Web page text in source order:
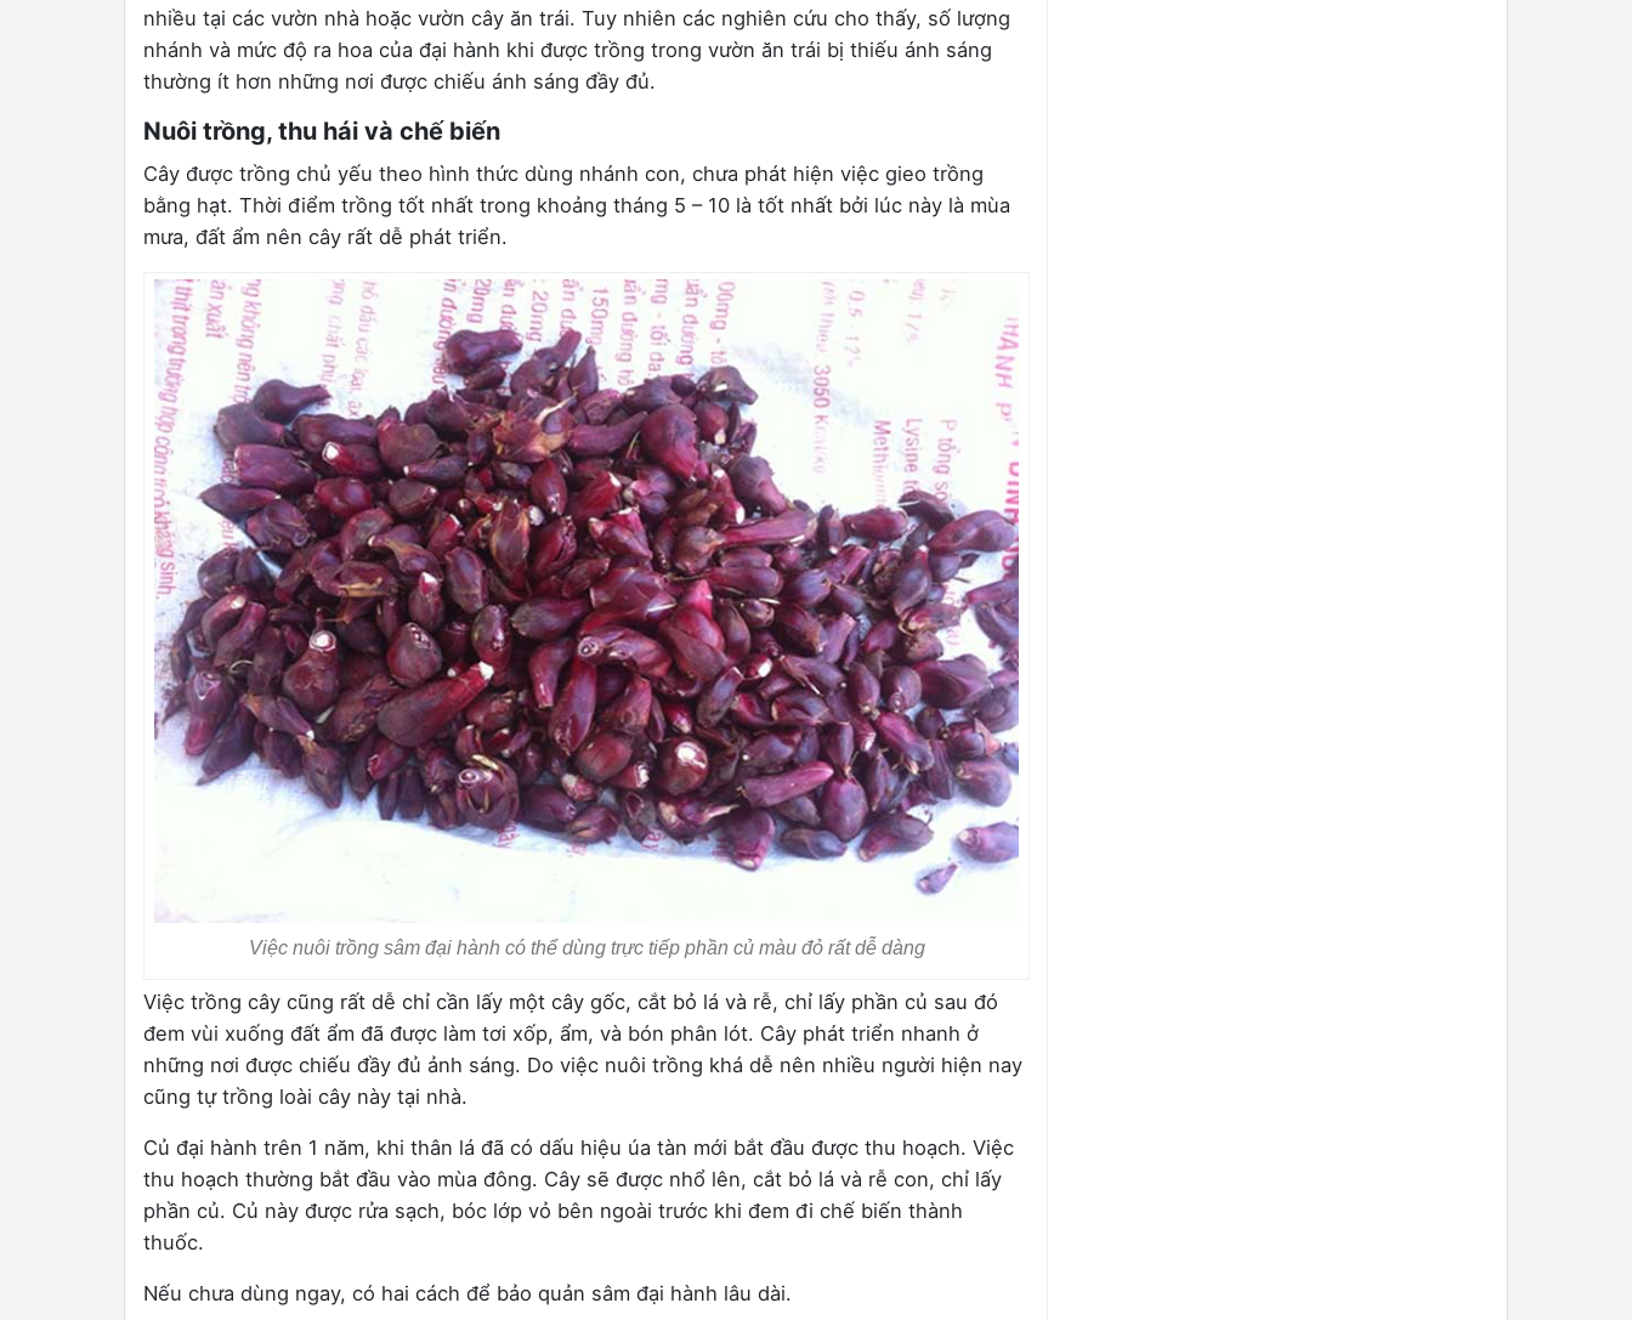
nhiều tại các vườn nhà hoặc vườn cây ăn trái. Tuy nhiên các nghiên cứu cho thấy, số lượng
nhánh và mức độ ra hoa của đại hành khi được trồng trong vườn ăn trái bị thiếu ánh sáng
thường ít hơn những nơi được chiếu ánh sáng đầy đủ.
Nuôi trồng, thu hái và chế biến
Cây được trồng chủ yếu theo hình thức dùng nhánh con, chưa phát hiện việc gieo trồng
bằng hạt. Thời điểm trồng tốt nhất trong khoảng tháng 5 – 10 là tốt nhất bởi lúc này là mùa
mưa, đất ẩm nên cây rất dễ phát triển.
Việc nuôi trồng sâm đại hành có thể dùng trực tiếp phần củ màu đỏ rất dễ dàng
Việc trồng cây cũng rất dễ chỉ cần lấy một cây gốc, cắt bỏ lá và rễ, chỉ lấy phần củ sau đó
đem vùi xuống đất ẩm đã được làm tơi xốp, ẩm, và bón phân lót. Cây phát triển nhanh ở
những nơi được chiếu đầy đủ ảnh sáng. Do việc nuôi trồng khá dễ nên nhiều người hiện nay
cũng tự trồng loài cây này tại nhà.
Củ đại hành trên 1 năm, khi thân lá đã có dấu hiệu úa tàn mới bắt đầu được thu hoạch. Việc
thu hoạch thường bắt đầu vào mùa đông. Cây sẽ được nhổ lên, cắt bỏ lá và rễ con, chỉ lấy
phần củ. Củ này được rửa sạch, bóc lớp vỏ bên ngoài trước khi đem đi chế biến thành
thuốc.
Nếu chưa dùng ngay, có hai cách để bảo quản sâm đại hành lâu dài.